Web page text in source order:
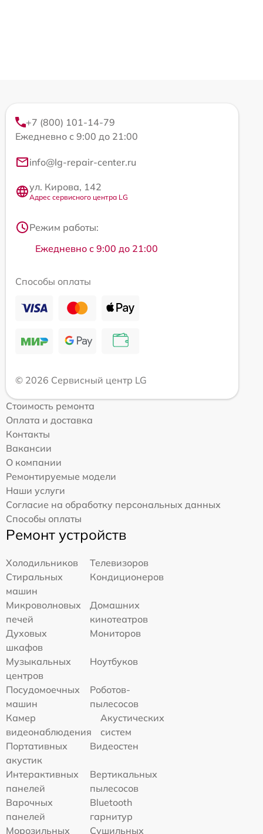
+7 (800) 101-14-79
Ежедневно с 9:00 до 21:00
info@lg-repair-center.ru
ул. Кирова, 142
Адрес сервисного центра LG
Режим работы:
Ежедневно с 9:00 до 21:00
Способы оплаты
© 2026 Сервисный центр LG
Стоимость ремонта
Оплата и доставка
Контакты
Вакансии
О компании
Ремонтируемые модели
Наши услуги
Согласие на обработку персональных данных
Способы оплаты
Ремонт устройств
Холодильников
Телевизоров
Стиральных
машин
Кондиционеров
Микроволновых
печей
Домашних
кинотеатров
Духовых
шкафов
Мониторов
Музыкальных
центров
Ноутбуков
Посудомоечных
машин
Роботов-
пылесосов
Камер
видеонаблюдения
Акустических
систем
Портативных
акустик
Видеостен
Интерактивных
панелей
Вертикальных
пылесосов
Варочных
панелей
Bluetooth
гарнитур
Морозильных
Сушильных